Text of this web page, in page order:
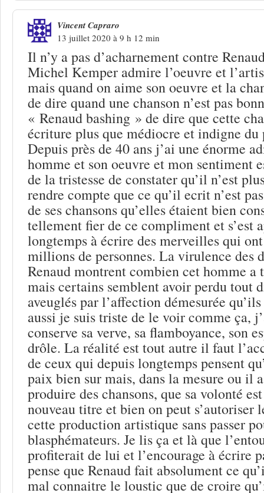
Vincent Capraro
13 juillet 2020 à 9 h 12 min
Il n’y a pas d’acharnement contre
Michel Kemper admire l’oeuvre et
mais quand on aime son oeuvre et la
de dire quand une chanson n’est pas
« Renaud bashing » de dire que cette
écriture plus que médiocre et indigne du
Depuis près de 40 ans j’ai une énorme
homme et son oeuvre et mon sentiment
de la tristesse de constater qu’il n’est
rendre compte que ce qu’il ecrit n’est
de ses chansons qu’elles étaient bien
tellement fier de ce compliment et s’est
longtemps à écrire des merveilles qui
millions de personnes. La virulence des
Renaud montrent combien cet homme a
mais certains semblent avoir perdu tout
aveuglés par l’affection démesurée
aussi je suis triste de le voir comme ça,
conserve sa verve, sa flamboyance, son
drôle. La réalité est tout autre il faut
de ceux qui depuis longtemps pensent
paix bien sur mais, dans la mesure ou il
produire des chansons, que sa volonté
nouveau titre et bien on peut
cette production artistique sans passer
blasphémateurs. Je lis ça et là que
profiterait de lui et l’encourage à écrire
pense que Renaud fait absolument ce
mal connaitre le loustic que de croire